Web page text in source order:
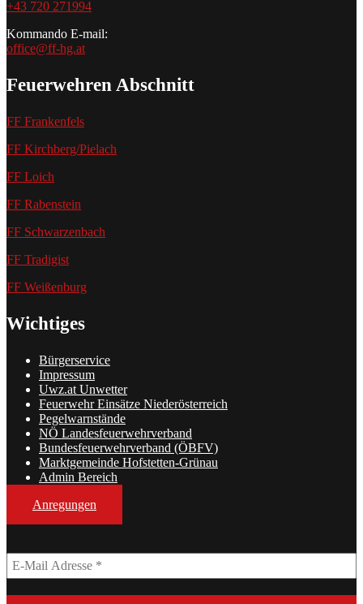
+43 720 271994
Kommando E-mail:
office@ff-hg.at
Feuerwehren Abschnitt
FF Frankenfels
FF Kirchberg/Pielach
FF Loich
FF Rabenstein
FF Schwarzenbach
FF Tradigist
FF Weißenburg
Wichtiges
Bürgerservice
Impressum
Uwz.at Unwetter
Feuerwehr Einsätze Niederösterreich
Pegelwarnstände
NÖ Landesfeuerwehrverband
Bundesfeuerwehrverband (ÖBFV)
Marktgemeinde Hofstetten-Grünau
Admin Bereich
Anregungen